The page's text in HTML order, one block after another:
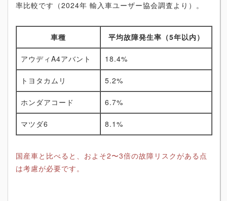
率比較です（2024年 輸入車ユーザー協会調査より）。
車種 平均故障発生率（5年以内）
アウディA4アバント 18.4%
トヨタカムリ 5.2%
ホンダアコード 6.7%
マツダ6 8.1%
国産車と比べると、およそ2〜3倍の故障リスクがある点
は考慮が必要です。